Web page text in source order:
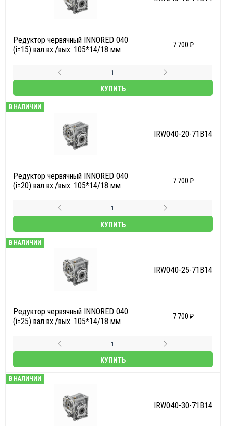
Редуктор червячный INNORED 040
(i=15) вал вх./вых. 105*14/18 мм
7 700 ₽
КУПИТЬ
В НАЛИЧИИ
IRW040-20-71B14
Редуктор червячный INNORED 040
(i=20) вал вх./вых. 105*14/18 мм
7 700 ₽
КУПИТЬ
В НАЛИЧИИ
IRW040-25-71B14
Редуктор червячный INNORED 040
(i=25) вал вх./вых. 105*14/18 мм
7 700 ₽
КУПИТЬ
В НАЛИЧИИ
IRW040-30-71B14